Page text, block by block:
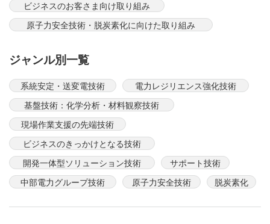
ビジネスのお客さま向け取り組み
原子力安全技術・脱炭素化に向けた取り組み
ジャンル別一覧
系統安定・送変電技術
電力レジリエンス強化技術
基盤技術：化学分析・材料観察技術
現場作業支援の先端技術
ビジネスのきっかけとなる技術
開発一体型ソリューション技術
サポート技術
中部電力グループ技術
原子力安全技術 脱炭素化